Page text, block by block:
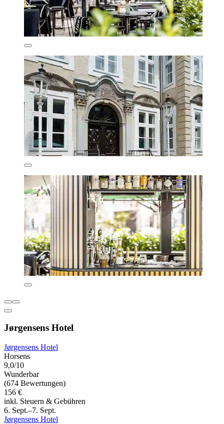
Jørgensens Hotel
Jørgensens Hotel
Horsens
9,0/10
Wunderbar
(674 Bewertungen)
156 €
inkl. Steuern & Gebühren
6. Sept.–7. Sept.
Jørgensens Hotel